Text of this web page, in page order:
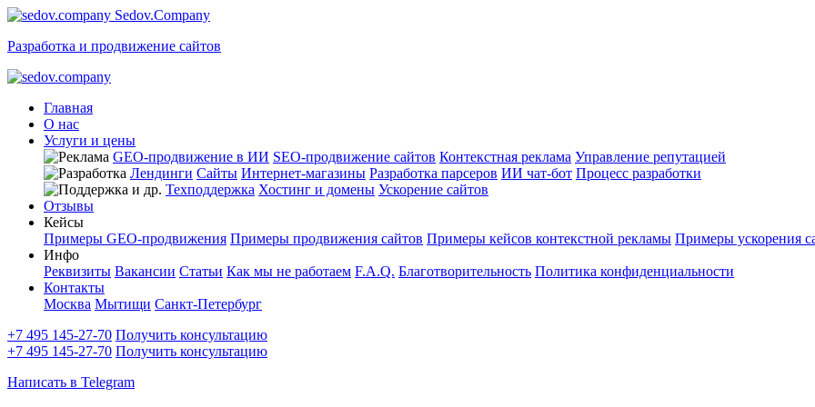
Sedov.Company
Разработка и продвижение сайтов
Главная
О нас
Услуги и цены
GEO-продвижение в ИИ SEO-продвижение сайтов Контекстная реклама Управление репутацией
Лендинги Сайты Интернет-магазины Разработка парсеров ИИ чат-бот Процесс разработки
Техподдержка Хостинг и домены Ускорение сайтов
Отзывы
Кейсы
Примеры GEO-продвижения Примеры продвижения сайтов Примеры кейсов контекстной рекламы Примеры ускорения
Инфо
Реквизиты Вакансии Статьи Как мы не работаем F.A.Q. Благотворительность Политика конфиденциальности
Контакты
Москва Мытищи Санкт-Петербург
+7 495 145-27-70 Получить консультацию
+7 495 145-27-70 Получить консультацию
Написать в Telegram